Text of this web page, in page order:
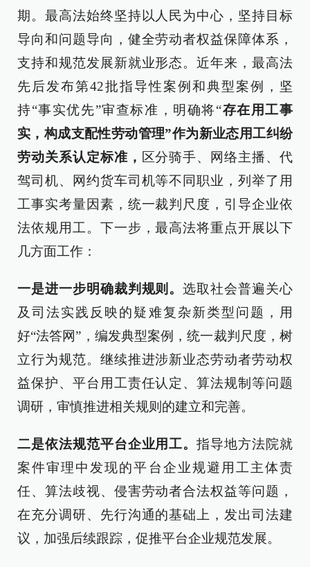
期。最高法始终坚持以人民为中心，坚持目标
导向和问题导向，健全劳动者权益保障体系，
支持和规范发展新就业形态。近年来，最高法
先后发布第42批指导性案例和典型案例，坚
持“事实优先”审查标准，明确将“存在用工事
实，构成支配性劳动管理”作为新业态用工纠纷
劳动关系认定标准， 区分骑手、网络主播、代
驾司机、网约货车司机等不同职业，列举了用
工事实考量因素，统一裁判尺度，引导企业依
法依规用工。下一步，最高法将重点开展以下
几方面工作：
一是进一步明确裁判规则。选取社会普遍关心
及司法实践反映的疑难复杂新类型问题，用
好“法答网”，编发典型案例，统一裁判尺度，树
立行为规范。继续推进涉新业态劳动者劳动权
益保护、平台用工责任认定、算法规制等问题
调研，审慎推进相关规则的建立和完善。
二是依法规范平台企业用工。指导地方法院就
案件审理中发现的平台企业规避用工主体责
任、算法歧视、侵害劳动者合法权益等问题，
在充分调研、先行沟通的基础上，发出司法建
议，加强后续跟踪，促推平台企业规范发展。